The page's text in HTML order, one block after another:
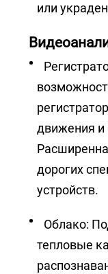
или
Регистратор: Ограничена
движения и
дорогих
устройств.
Облако: Подсчёт посетителей,
тепловые